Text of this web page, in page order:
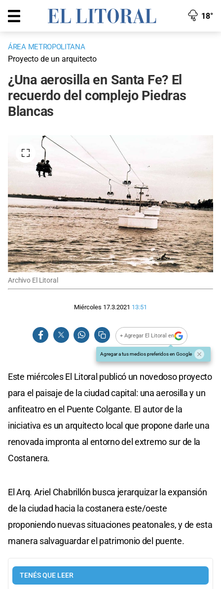
18°
ÁREA METROPOLITANA
Proyecto de un arquitecto
¿Una aerosilla en Santa Fe? El
recuerdo del complejo Piedras
Blancas
Archivo El Litoral
Miércoles 17.3.2021 13:51
+ Agregar El Litoral en
Agregar a tus medios preferidos en Google
Este miércoles El Litoral publicó un novedoso proyecto
para el paisaje de la ciudad capital: una aerosilla y un
anfiteatro en el Puente Colgante. El autor de la
iniciativa es un arquitecto local que propone darle una
renovada impronta al entorno del extremo sur de la
Costanera.
El Arq. Ariel Chabrillón busca jerarquizar la expansión
de la ciudad hacia la costanera este/oeste
proponiendo nuevas situaciones peatonales, y de esta
manera salvaguardar el patrimonio del puente.
TENÉS QUE LEER